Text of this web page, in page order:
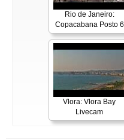
Rio de Janeiro:
Copacabana Posto 6
Vlora: Vlora Bay
Livecam